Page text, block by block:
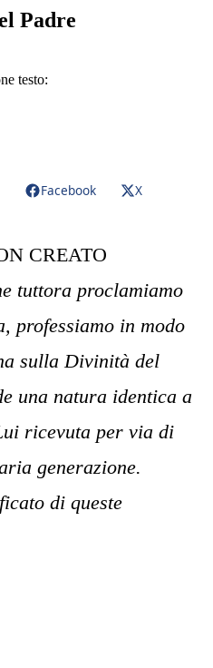
Padre
testo:
Facebook
X
CREATO
tuttora proclamiamo
professiamo in modo
sulla Divinità del
una natura identica a
ricevuta per via di
generazione.
di queste